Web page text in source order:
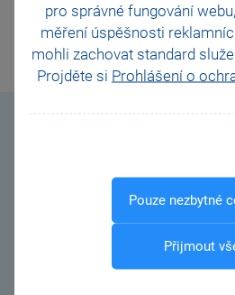
pro správné fungování
měření úspěšnosti
mohli zachovat standard
Projděte si Prohlášení o
Pouze nezbytné
Přijmout
DALŠÍ